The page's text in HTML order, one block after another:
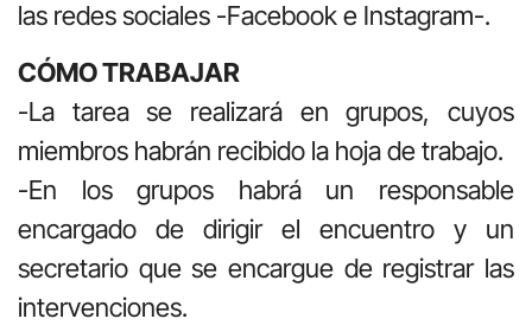
las redes sociales -Facebook e Instagram-.
CÓMO TRABAJAR
-La tarea se realizará en grupos, cuyos
miembros habrán recibido la hoja de trabajo.
-En los grupos habrá un responsable
encargado de dirigir el encuentro y un
secretario que se encargue de registrar las
intervenciones.